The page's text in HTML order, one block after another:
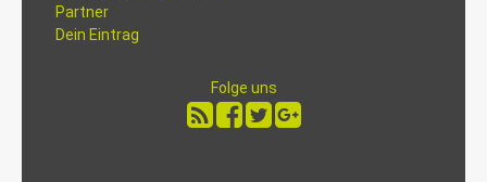
Partner
Dein Eintrag
Folge uns